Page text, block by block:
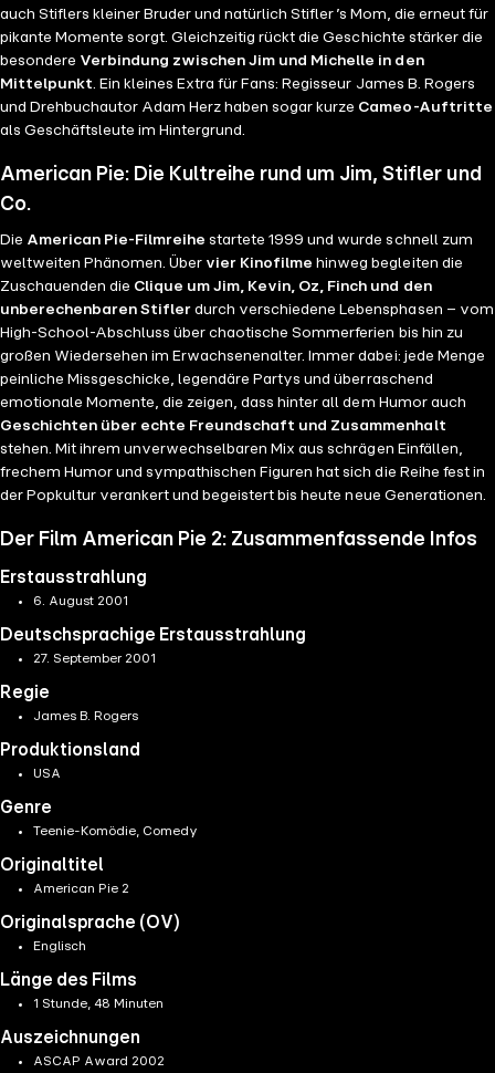
auch Stiflers kleiner Bruder und natürlich Stifler’s Mom, die erneut für
pikante Momente sorgt. Gleichzeitig rückt die Geschichte stärker die
besondere Verbindung zwischen Jim und Michelle in den
Mittelpunkt. Ein kleines Extra für Fans: Regisseur James B. Rogers
und Drehbuchautor Adam Herz haben sogar kurze Cameo-Auftritte
als Geschäftsleute im Hintergrund.
American Pie: Die Kultreihe rund um Jim, Stifler und
Co.
Die American Pie-Filmreihe startete 1999 und wurde schnell zum
weltweiten Phänomen. Über vier Kinofilme hinweg begleiten die
Zuschauenden die Clique um Jim, Kevin, Oz, Finch und den
unberechenbaren Stifler durch verschiedene Lebensphasen – vom
High-School-Abschluss über chaotische Sommerferien bis hin zu
großen Wiedersehen im Erwachsenenalter. Immer dabei: jede Menge
peinliche Missgeschicke, legendäre Partys und überraschend
emotionale Momente, die zeigen, dass hinter all dem Humor auch
Geschichten über echte Freundschaft und Zusammenhalt
stehen. Mit ihrem unverwechselbaren Mix aus schrägen Einfällen,
frechem Humor und sympathischen Figuren hat sich die Reihe fest in
der Popkultur verankert und begeistert bis heute neue Generationen.
Der Film American Pie 2: Zusammenfassende Infos
Erstausstrahlung
6. August 2001
Deutschsprachige Erstausstrahlung
27. September 2001
Regie
James B. Rogers
Produktionsland
USA
Genre
Teenie-Komödie, Comedy
Originaltitel
American Pie 2
Originalsprache (OV)
Englisch
Länge des Films
1 Stunde, 48 Minuten
Auszeichnungen
ASCAP Award 2002